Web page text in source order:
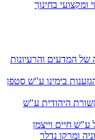
בחינוך
של המדעים והרעיונות
בימינו ע"ש סטפן
היהודית ע"ש
ע"ש חיים וייצמן
ומרקו נדלר